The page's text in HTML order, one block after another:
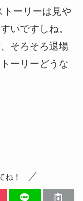
トーリーは見や
いですしね。
そろそろ退場
ーリーどうな
ね！